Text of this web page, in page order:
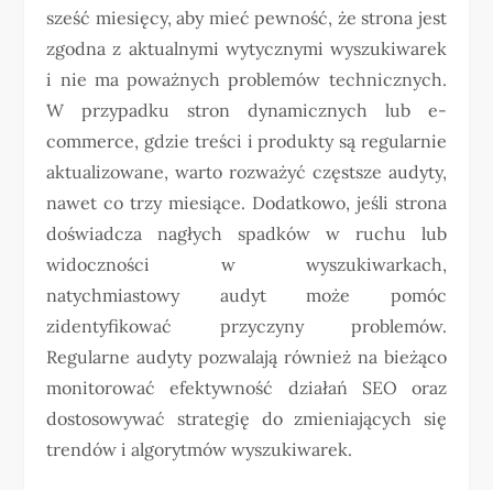
sześć miesięcy, aby mieć pewność, że strona jest
zgodna z aktualnymi wytycznymi wyszukiwarek
i nie ma poważnych problemów technicznych.
W przypadku stron dynamicznych lub e-
commerce, gdzie treści i produkty są regularnie
aktualizowane, warto rozważyć częstsze audyty,
nawet co trzy miesiące. Dodatkowo, jeśli strona
doświadcza nagłych spadków w ruchu lub
widoczności w wyszukiwarkach,
natychmiastowy audyt może pomóc
zidentyfikować przyczyny problemów.
Regularne audyty pozwalają również na bieżąco
monitorować efektywność działań SEO oraz
dostosowywać strategię do zmieniających się
trendów i algorytmów wyszukiwarek.